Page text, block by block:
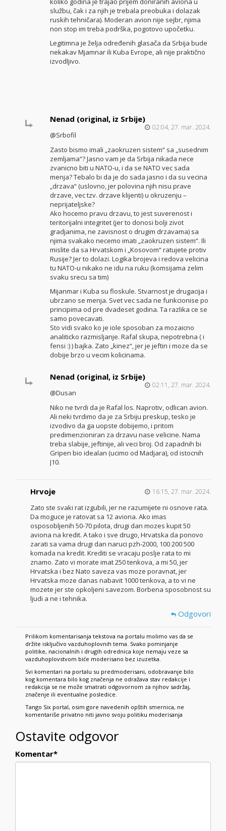
službu, čak i za njih je trebala preobuka i dolazak
ruskih tehničara). Moderan avion nije sejbr, njima
non stop im treba podrška, pogotovo upočetku.
Legitimna je želja određenih glasača da Srbija bude
nekakav Mjamnar ili Kuba Evrope, ali nije praktično
izvodljivo.
Nenad (original, iz Srbije)
02:04, 27. mar. 2024.
@Srbofil
Zasto bismo imali „zaokruzen sistem“ sa „susednim
zemljama“? Jasno vam je da Srbija nikada nece
zvanicno biti u NATO-u, i da se NATO vec sada
menja? Tebalo bi da je do sada jasno i da su vecina
„drzava“ (uslovno, jer polovina njih nisu prave
drzave, vec tzv. drzave klijenti) u okruzenju –
neprijateljske?
Ako hocemo pravu drzavu, to jest suverenost i
teritorijalni integritet (jer to donosi bolji zivot
gradjanima, ne zavisnost o drugim drzavama) sa
njima svakako necemo imati „zaokruzen sistem“. Ili
mislite da sa Hrvatskom i „Kosovom“ ratujete protiv
Rusije? Jer to dolazi. Logika brojeva i redova velicina
tu NATO-u nikako ne idu na ruku (komsijama zelim
svaku srecu sa tim)
Mijanmar i Kuba su floskule. Stvarnost je drugacija i
ubrzano se menja. Svet vec sada ne funkcionise po
principima od pre dvadeset godina. Ta razlika ce se
samo povecavati.
Sto vidi svako ko je iole sposoban za mozaicno
analiticko razmisljanje. Rafal skupa, nepotrebna ( i
fensi :) ) bajka. Zato „kinez“, jer je jeftin i moze da se
dobije brzo u vecim kolicinama.
Nenad (original, iz Srbije)
02:11, 27. mar. 2024.
@Dusan
Niko ne tvrdi da je Rafal los. Naprotiv, odlican avion.
Ali neki tvrdimo da je za Srbiju preskup, tesko je
izvodivo da ga uopste dobijemo, i pritom
predimenzioniran za drzavu nase velicine. Nama
treba slabije, jeftinije, ali veci broj. Od zapadnih bi
Gripen bio idealan (ucimo od Madjara), od istocnih
J10.
Hrvoje 16:15, 27. mar. 2024.
Zato ste svaki rat izgubili, jer ne razumijete ni osnove rata.
Da moguce je ratovat sa 12 aviona. Ako imas
osposobljenih 50-70 pilota, drugi dan mozes kupit 50
aviona na kredit. A tako i sve drugo, Hrvatska da ponovo
zarati sa vama drugi dan naruci pzh-2000, 100 200 500
komada na kredit. Krediti se vracaju poslje rata to mi
znamo. Zato vi morate imat 250 tenkova, a mi 50, jer
Hrvatska i bez Nato saveza vas moze poravnat, jer
Hrvatska moze danas nabavit 1000 tenkova, a to vi ne
mozete jer ste opkoljeni savezom. Borbena sposobnost su
ljudi a ne i tehnika.
Odgovori
Prilikom komentarisanja tekstova na portalu molimo vas da se
držite isključivo vazduhoplovnih tema. Svako pominjanje
politike, nacionalnih i drugih odrednica koje nemaju veze sa
vazduhoplovstvom biće moderisano bez izuzetka.
Svi komentari na portalu su predmoderisani, odobravanje bilo
kog komentara bilo kog značenja ne odražava stav redakcije i
redakcija se ne može smatrati odgovornom za njihov sadržaj,
značenje ili eventualne posledice.
Tango Six portal, osim gore navedenih opštih smernica, ne
komentariše privatno niti javno svoju politiku moderisanja
Ostavite odgovor
Komentar*